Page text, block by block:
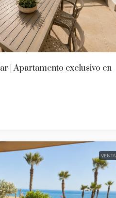
| Apartamento exclusivo en
VENTA